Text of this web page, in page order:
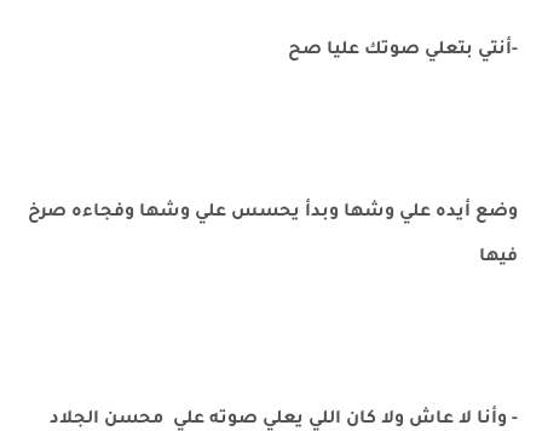
-أنتي بتعلي صوتك عليا صح
وضع أيده علي وشها وبدأ يحسس علي وشها وفجاءه صرخ
فيها
- وأنا لا عاش ولا كان اللي يعلي صوته علي محسن الجلاد